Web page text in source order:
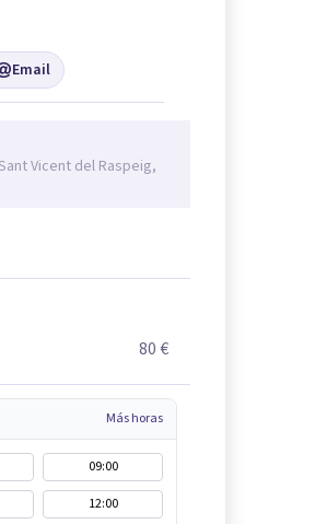
Email
Vicent del Raspeig,
80 €
Más horas
09:00
12:00